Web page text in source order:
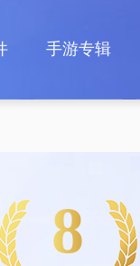
手游专辑
8